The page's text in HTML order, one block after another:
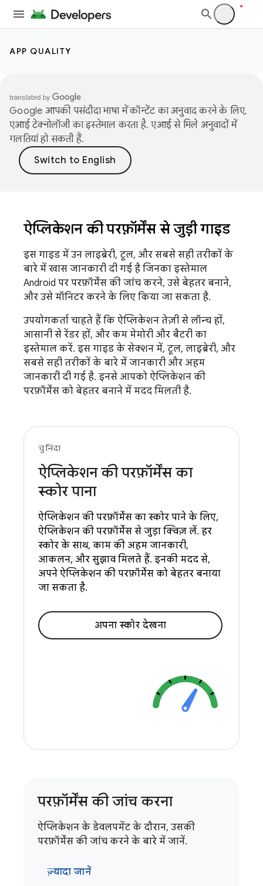
APP QUALITY
Google आपकी पसंदीदा भाषा में कॉन्टेंट का अनुवाद करने के लिए,
एआई टेक्नोलॉजी का इस्तेमाल करता है. एआई से मिले अनुवादों में
गलतियां हो सकती हैं.
ऐप्लिकेशन की परफ़ॉर्मेंस से जुड़ी गाइड
इस गाइड में उन लाइब्रेरी, टूल, और सबसे सही तरीकों के
बारे में खास जानकारी दी गई है जिनका इस्तेमाल
Android पर परफ़ॉर्मेंस की जांच करने, उसे बेहतर बनाने,
और उसे मॉनिटर करने के लिए किया जा सकता है.
उपयोगकर्ता चाहते हैं कि ऐप्लिकेशन तेज़ी से लॉन्च हों,
आसानी से रेंडर हों, और कम मेमोरी और बैटरी का
इस्तेमाल करें. इस गाइड के सेक्शन में, टूल, लाइब्रेरी, और
सबसे सही तरीकों के बारे में जानकारी और अहम
जानकारी दी गई है. इनसे आपको ऐप्लिकेशन की
परफ़ॉर्मेंस को बेहतर बनाने में मदद मिलती है.
चुनिंदा
ऐप्लिकेशन की परफ़ॉर्मेंस का
स्कोर पाना
ऐप्लिकेशन की परफ़ॉर्मेंस का स्कोर पाने के लिए,
ऐप्लिकेशन की परफ़ॉर्मेंस से जुड़ा क्विज़ लें. हर
स्कोर के साथ, काम की अहम जानकारी,
आकलन, और सुझाव मिलते हैं. इनकी मदद से,
अपने ऐप्लिकेशन की परफ़ॉर्मेंस को बेहतर बनाया
जा सकता है.
अपना स्कोर देखना
परफ़ॉर्मेंस की जांच करना
ऐप्लिकेशन के डेवलपमेंट के दौरान, उसकी
परफ़ॉर्मेंस की जांच करने के बारे में जानें.
ज़्यादा जानें